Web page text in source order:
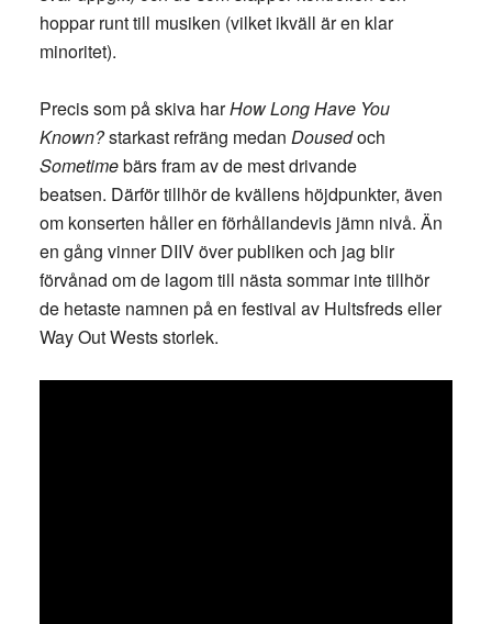
hoppar runt till musiken (vilket ikväll är en klar
minoritet).
Precis som på skiva harHow Long Have You
Known?starkast refräng medan Dousedoch
Sometimebärs fram av de mest drivande
beatsen. Därför tillhör de kvällens höjdpunkter, även
om konserten håller en förhållandevis jämn nivå. Än
en gång vinner DIIV över publiken och jag blir
förvånad om de lagom till nästa sommar inte tillhör
de hetaste namnen på en festival av Hultsfreds eller
Way Out Wests storlek.